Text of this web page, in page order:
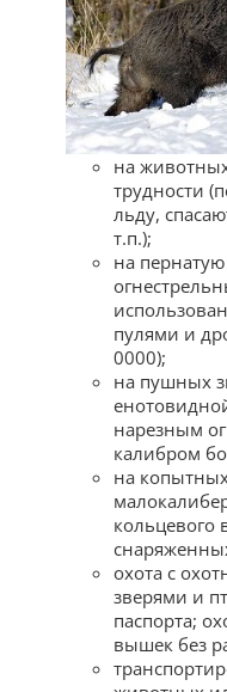
на
трудности
льду,
т.п.);
на
пулями и
0000);
на пушных
нарезным
калибром
на
кольцевого
охота с
зверями и
паспорта;
вышек без